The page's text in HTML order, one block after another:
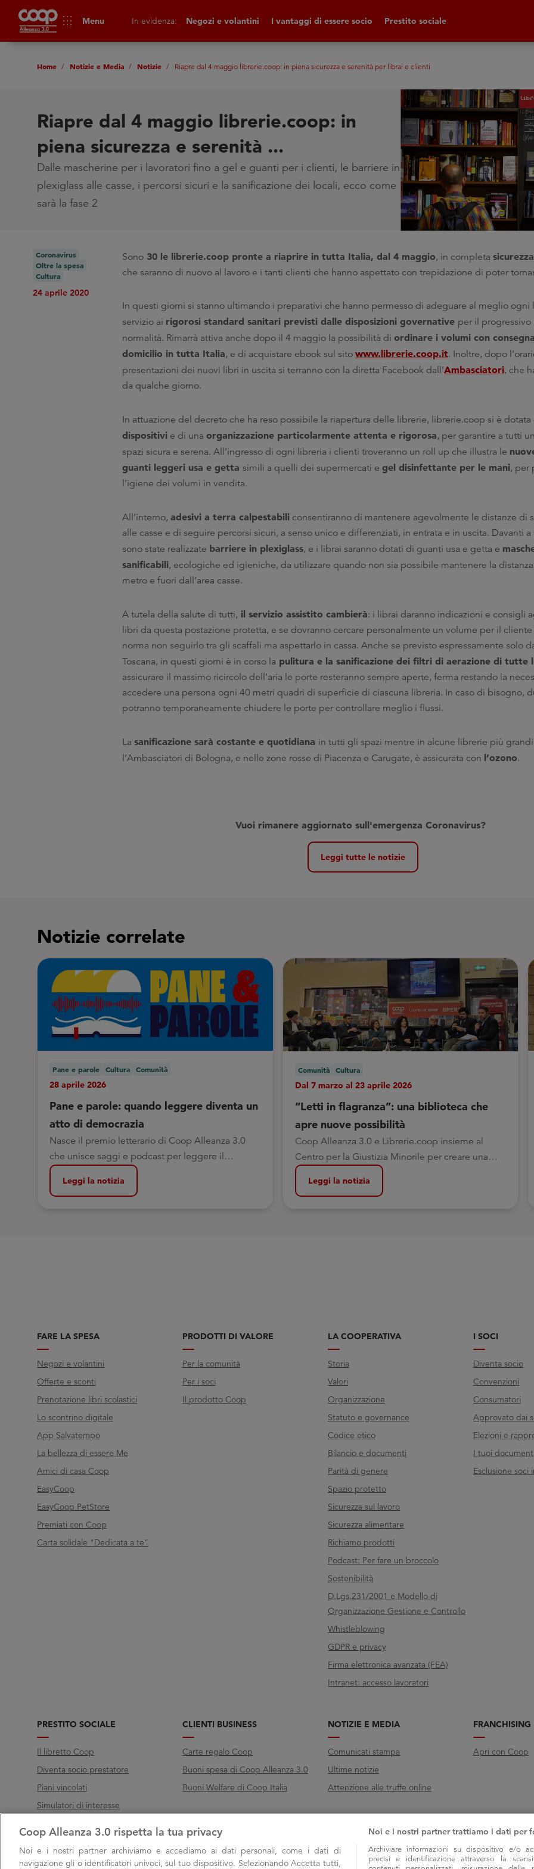
apps Menu In evidenza: Negozi e volantini I vantaggi di essere socio Prestito sociale
Home Notizie e Media Notizie Riapre dal 4 maggio librerie.coop: in piena sicurezza e serenità per librai e clienti
Riapre dal 4 maggio librerie.coop: in
piena sicurezza e serenità ...
Dalle mascherine per i lavoratori fino a gel e guanti per i clienti, le barriere in
plexiglass alle casse, i percorsi sicuri e la sanificazione dei locali, ecco come
sarà la fase 2
Coronavirus
Oltre la spesa
Cultura
24 aprile 2020
Sono 30 le librerie.coop pronte a riaprire in tutta Italia, dal 4 maggio, in completa sicurezza
che saranno di nuovo al lavoro e i tanti clienti che hanno aspettato con trepidazione di poter
In questi giorni si stanno ultimando i preparativi che hanno permesso di adeguare al meglio ogni
servizio ai rigorosi standard sanitari previsti dalle disposizioni governative per il progressivo
normalità. Rimarrà attiva anche dopo il 4 maggio la possibilità di ordinare i volumi con
domicilio in tutta Italia, e di acquistare ebook sul sito www.librerie.coop.it. Inoltre, dopo
presentazioni dei nuovi libri in uscita si terranno con la diretta Facebook dall’Ambasciatori, che
da qualche giorno.
In attuazione del decreto che ha reso possibile la riapertura delle librerie, librerie.coop si è dotata
dispositivi e di una organizzazione particolarmente attenta e rigorosa, per garantire a tutti
spazi sicura e serena. All’ingresso di ogni libreria i clienti troveranno un roll up che illustra le
guanti leggeri usa e getta simili a quelli dei supermercati e gel disinfettante per le mani, per
l’igiene dei volumi in vendita.
All’interno, adesivi a terra calpestabili consentiranno di mantenere agevolmente le distanze di
alle casse e di seguire percorsi sicuri, a senso unico e differenziati, in entrata e in uscita. Davanti a
sono state realizzate barriere in plexiglass, e i librai saranno dotati di guanti usa e getta e
sanificabili, ecologiche ed igieniche, da utilizzare quando non sia possibile mantenere la
metro e fuori dall’area casse.
A tutela della salute di tutti, il servizio assistito cambierà: i librai daranno indicazioni e consigli
libri da questa postazione protetta, e se dovranno cercare personalmente un volume per il cliente
norma non seguirlo tra gli scaffali ma aspettarlo in cassa. Anche se previsto espressamente solo
Toscana, in questi giorni è in corso la pulitura e la sanificazione dei filtri di aerazione di tutte
assicurare il massimo ricircolo dell’aria le porte resteranno sempre aperte, ferma restando la
accedere una persona ogni 40 metri quadri di superficie di ciascuna libreria. In caso di bisogno,
potranno temporaneamente chiudere le porte per controllare meglio i flussi.
La sanificazione sarà costante e quotidiana in tutti gli spazi mentre in alcune librerie più
l’Ambasciatori di Bologna, e nelle zone rosse di Piacenza e Carugate, è assicurata con l’ozono.
Vuoi rimanere aggiornato sull'emergenza Coronavirus?
Leggi tutte le notizie
Notizie correlate
Pane e parole Cultura Comunità
28 aprile 2026
Pane e parole: quando leggere diventa un
atto di democrazia
Nasce il premio letterario di Coop Alleanza 3.0
che unisce saggi e podcast per leggere il
presente e nutrire il pensiero critico
Leggi la notizia
Comunità Cultura
Dal 7 marzo al 23 aprile 2026
“Letti in flagranza”: una biblioteca che
apre nuove possibilità
Coop Alleanza 3.0 e Librerie.coop insieme al
Centro per la Giustizia Minorile per creare una
biblioteca all’Istituto Penale per i Minorenni di
Bologna
Leggi la notizia
FARE LA SPESA
Negozi e volantini
Offerte e sconti
Prenotazione libri scolastici
Lo scontrino digitale
App Salvatempo
La bellezza di essere Me
Amici di casa Coop
EasyCoop
EasyCoop PetStore
Premiati con Coop
Carta solidale "Dedicata a te"
PRODOTTI DI VALORE
Per la comunità
Per i soci
Il prodotto Coop
LA COOPERATIVA
Storia
Valori
Organizzazione
Statuto e governance
Codice etico
Bilancio e documenti
Parità di genere
Spazio protetto
Sicurezza sul lavoro
Sicurezza alimentare
Richiamo prodotti
Podcast: Per fare un broccolo
Sostenibilità
D.Lgs.231/2001 e Modello di
Organizzazione Gestione e Controllo
Whistleblowing
GDPR e privacy
Firma elettronica avanzata (FEA)
Intranet: accesso lavoratori
I SOCI
Diventa socio
Convenzioni
Consumatori
Approvato dai
Elezioni e
I tuoi
Esclusione soci
PRESTITO SOCIALE
Il libretto Coop
Diventa socio prestatore
Piani vincolati
Simulatori di interesse
CLIENTI BUSINESS
Carte regalo Coop
Buoni spesa di Coop Alleanza 3.0
Buoni Welfare di Coop Italia
NOTIZIE E MEDIA
Comunicati stampa
Ultime notizie
Attenzione alle truffe online
FRANCHISING
Apri con Coop
Call800 000 003
Coop Alleanza 3.0 rispetta la tua privacy
Noi e i nostri partner archiviamo e accediamo ai dati personali, come i dati di
navigazione gli o identificatori univoci, sul tuo dispositivo. Selezionando Accetta tutti,
Noi e i nostri partner trattiamo i dati per
Archiviare informazioni su dispositivo e/o
precisi e identificazione attraverso la